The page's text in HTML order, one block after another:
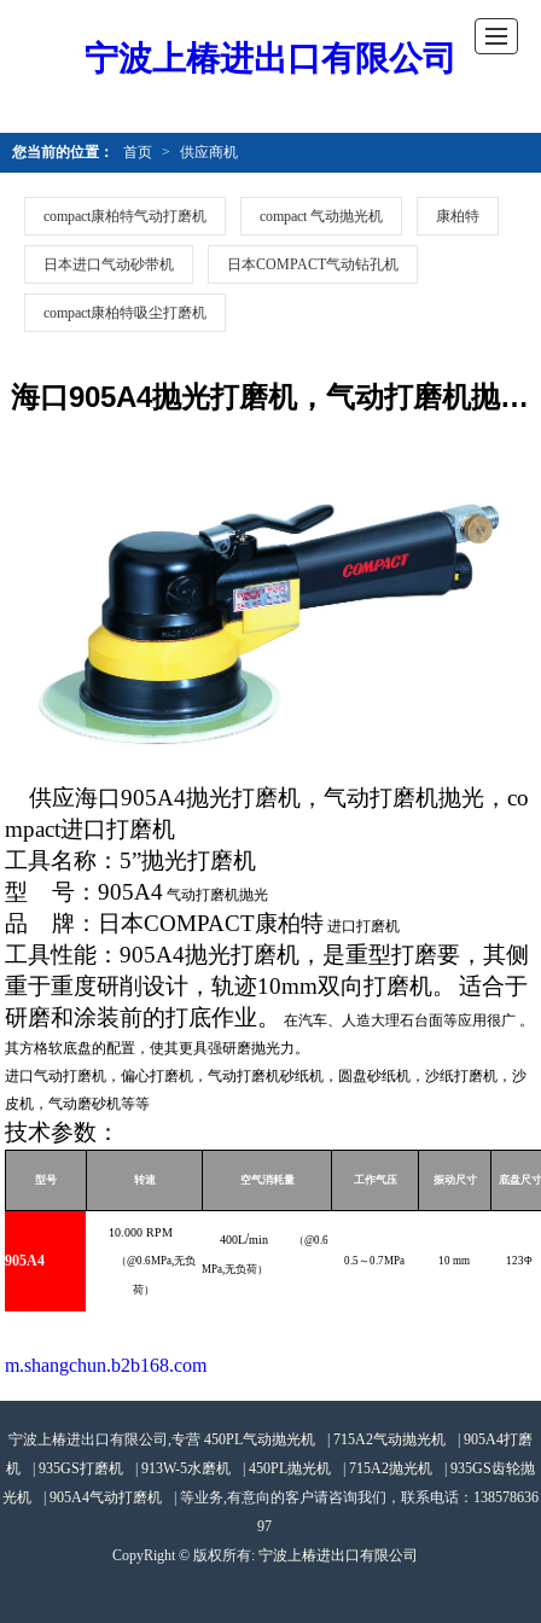
宁波上椿进出口有限公司
您当前的位置： 首页 > 供应商机
compact康柏特气动打磨机 compact 气动抛光机 康柏特
日本进口气动砂带机 日本COMPACT气动钻孔机
compact康柏特吸尘打磨机
海口905A4抛光打磨机，气动打磨机抛光，compact进口打磨机
供应海口905A4抛光打磨机，气动打磨机抛光，co
mpact进口打磨机
工具名称： 5”抛光打磨机
型
号：905A4 气动打磨机抛光
品 牌：日本COMPACT康柏特 进口打磨机
工具性能：905A4抛光打磨机，是重型打磨要，其侧
重于重度研削设计，轨迹10mm双向打磨机。
适合于
研磨和涂装前的打底作业。
在汽车、人造大理石台面等应用很广 。
其方格软底盘的配置，使其更具强研磨抛光力。
进口气动打磨机，偏心打磨机，气动打磨机砂纸机，圆盘砂纸机，沙纸打磨机，沙
皮机，气动磨砂机等等
技术参数：
型号 转速 空气消耗量 工作气压 振动尺寸 底盘尺寸
905A4
10.000 RPM
（@0.6MPa,无负
荷）
400L/min （@0.6
MPa ,无负荷）
0.5 ～0.7MPa 10mm 123Φ
m.shangchun.b2b168.com
宁波上椿进出口有限公司,专营 450PL气动抛光机 | 715A2气动抛光机 | 905A4打磨
机
| 935GS打磨机 | 913W-5水磨机 | 450PL抛光机 | 715A2抛光机 | 935GS齿轮抛
光机
| 905A4气动打磨机 | 等业务,有意向的客户请咨询我们，联系电话： 138578636
97
CopyRight © 版权所有: 宁波上椿进出口有限公司